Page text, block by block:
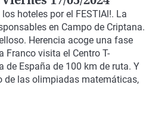
hoteles por el FESTIAl!. La
en Campo de Criptana.
Herencia acoge una fase
visita el Centro T-
de España de 100 km de ruta. Y
de las olimpiadas matemáticas,